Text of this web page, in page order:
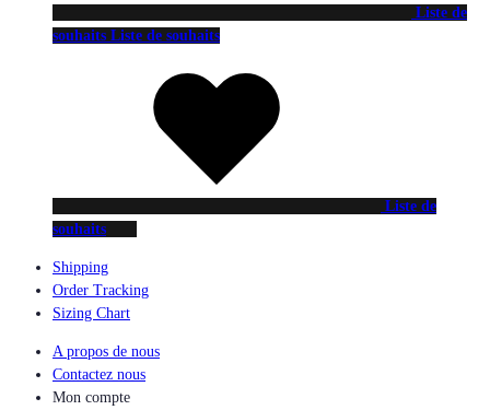
Liste de
souhaits Liste de souhaits
Liste de
souhaits
Shipping
Order Tracking
Sizing Chart
A propos de nous
Contactez nous
Mon compte